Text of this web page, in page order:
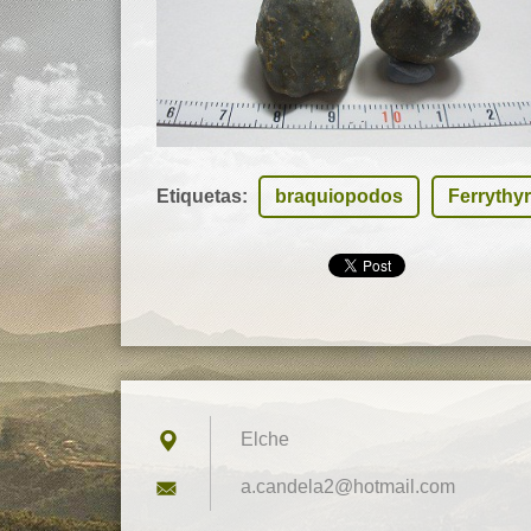
Etiquetas: braquiopodos
Elche
a.candel a2@hotmail.com